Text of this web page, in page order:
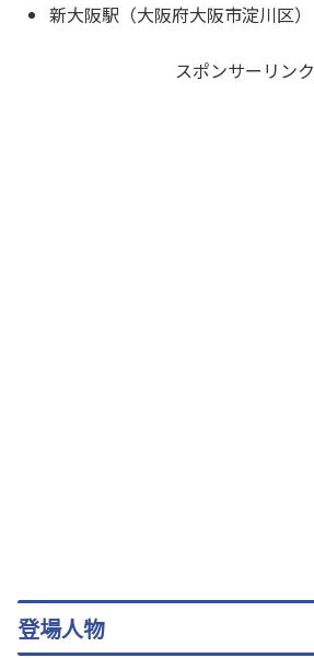
新大阪駅（大阪府大阪市淀川区）
スポンサーリンク
登場人物